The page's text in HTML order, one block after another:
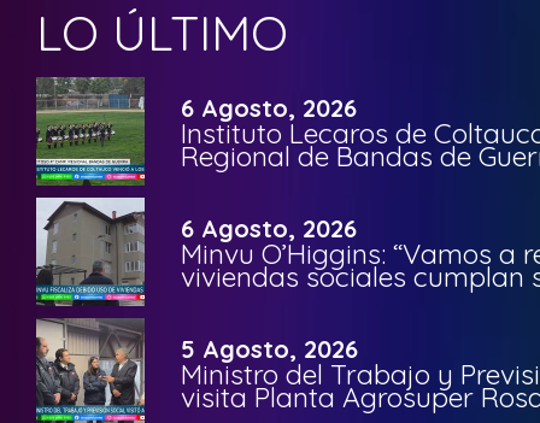
LO ÚLTIMO
6 Agosto, 2026
Instituto Lecaros de
Regional de Bandas de
6 Agosto, 2026
Minvu O’Higgins: “Vamos a
viviendas sociales cumplan
5 Agosto, 2026
Ministro del Trabajo y
visita Planta Agrosuper